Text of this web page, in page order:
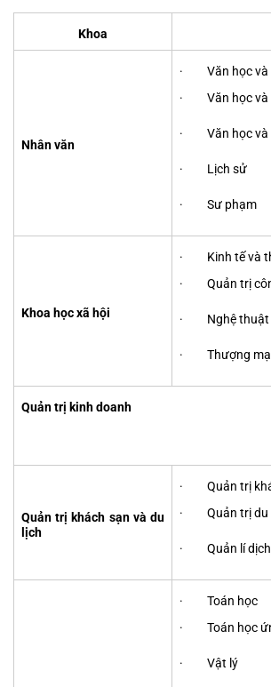
Khoa
Nhân văn
· Văn học và
· Văn học và
· Văn học và
· Lịch sử
· Sư phạm
Khoa học xã hội
· Kinh tế và
· Quản trị
· Nghệ thuật
· Thượng mại
Quản trị kinh doanh
Quản trị khách sạn và du
lịch
· Quản trị
· Quản trị du
· Quản lí dịch
· Toán học
· Toán học
· Vật lý